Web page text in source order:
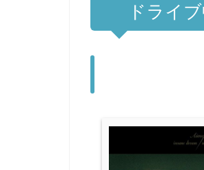
ドライ